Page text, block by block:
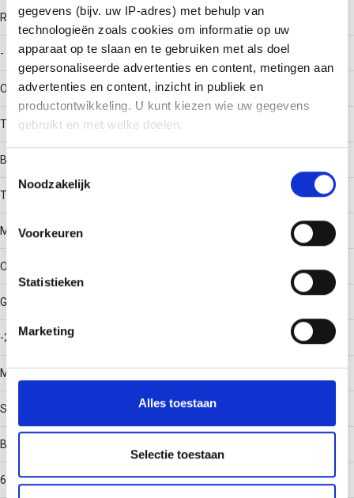
gegevens (bijv. uw IP-adres) met behulp van
technologieën zoals cookies om informatie op uw
apparaat op te slaan en te gebruiken met als doel
gepersonaliseerde advertenties en content, metingen aan
advertenties en content, inzicht in publiek en
productontwikkeling. U kunt kiezen wie uw gegevens
gebruikt en met welke doelen.
Informatie verzamelen over uw geografische locatie,
Uw apparaat identificeren door het actief te scannen
op specifieke eigenschappen (fingerprinting)
verwerkt en stel uw voorkeuren in het
detailgedeelte in.
personaliseren, om functies voor social media te bieden
en om ons websiteverkeer te analyseren. Ook delen we
partners voor social media, adverteren en analyse. Deze
partners kunnen deze gegevens combineren met andere
informatie die u aan ze heeft verstrekt of die ze hebben
verzameld op basis van uw gebruik van hun services.
Noodzakelijk
Voorkeuren
Statistieken
Marketing
Alles toestaan
Selectie toestaan
RAL-nummer
-
Oppervlaktebescherming
Thermisch verzinkt (Hot-dip)
Bouwvorm
T-stuk horizontaal
Materiaalkwaliteit
Overig
Gebruikstemperatuur
-20 - 120
Materiaal
Staal
Binnenstraal
60